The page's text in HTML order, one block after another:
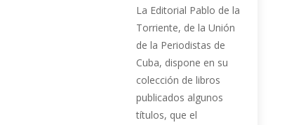
La Editorial Pablo de la
Torriente, de la Unión
de la Periodistas de
Cuba, dispone en su
colección de libros
publicados algunos
títulos, que el